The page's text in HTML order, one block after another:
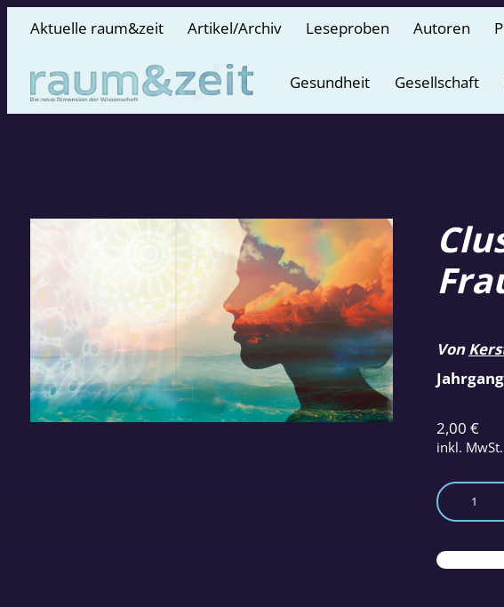
Aktuelle raum&zeit Artikel/Archiv Leseproben Autoren
Gesundheit Gesellschaft
2,00 €
inkl. MwSt.
Von
bei
und